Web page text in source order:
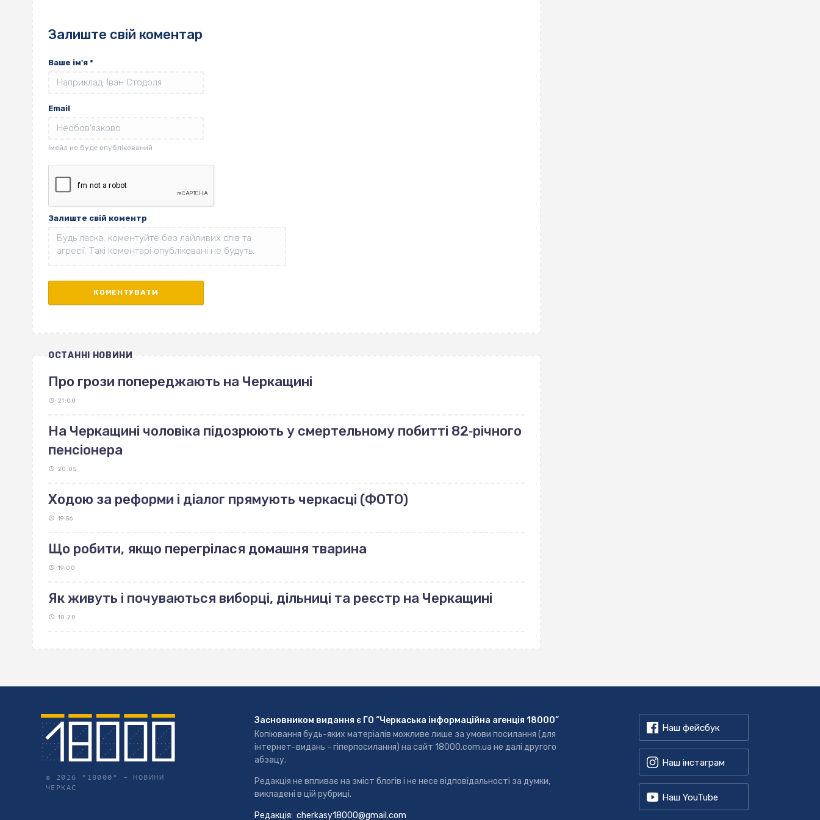
Залиште свій коментар
Ваше ім'я *
Email
Залиште свій коментр
ОСТАННІ НОВИНИ
Про грози попереджають на Черкащині
21:00
На Черкащині чоловіка підозрюють у смертельному побитті 82‐річного
пенсіонера
20:05
Ходою за реформи і діалог прямують черкасці (ФОТО)
19:56
Що робити, якщо перегрілася домашня тварина
19:00
Як живуть і почуваються виборці, дільниці та реєстр на Черкащині
18:20
© 2026 "18000" –НОВИНИ
ЧЕРКАС
Засновником видання є ГО “Черкаська інформаційна агенція 18000”
Копіювання будь-яких матеріалів можливе лише за умови посилання (для
інтернет-видань - гіперпосилання) на сайт 18000.com.ua не далі другого
абзацу.
Редакція не впливає на зміст блогів і не несе відповідальності за думки,
викладені в цій рубриці.
Редакція: cherkasy18000@gmail.com
Наш фейсбук
Наш інстаграм
Наш YouTube